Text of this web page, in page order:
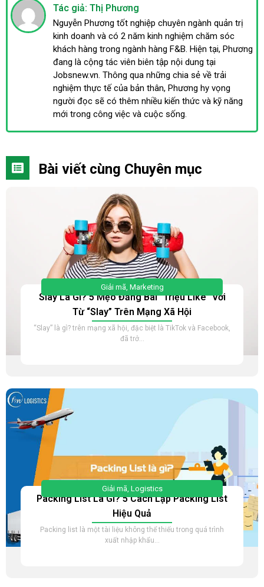
Tác giả: Thị Phương
Nguyễn Phương tốt nghiệp chuyên ngành quản trị
kinh doanh và có 2 năm kinh nghiệm chăm sóc
khách hàng trong ngành hàng F&B. Hiện tại, Phương
đang là cộng tác viên biên tập nội dung tại
Jobsnew.vn. Thông qua những chia sẻ về trải
nghiệm thực tế của bản thân, Phương hy vọng
người đọc sẽ có thêm nhiều kiến thức và kỹ năng
mới trong công việc và cuộc sống.
Bài viết cùng Chuyên mục
Giải mã Marketing
Slay Là Gì? 5 Mẹo Đăng Bài “Triệu Like” Với
Từ “Slay” Trên Mạng Xã Hội
“Slay” là gì? trên mạng xã hội, đặc biệt là TikTok và Facebook,
đã trở...
Giải mã Logistics
Packing List Là Gì? 5 Cách Lập Packing List
Hiệu Quả
Packing list là một tài liệu không thể thiếu trong quá trình
xuất nhập khẩu...